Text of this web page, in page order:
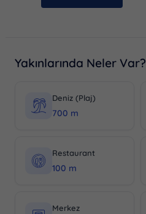
Yakınlarında Neler Var?
Deniz (Plaj)
700 m
Restaurant
100 m
Merkez